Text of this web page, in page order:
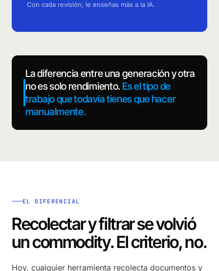
Con cada revisión, le enseñas más a la IA.
La diferencia entre una generación y otra
no es solo rendimiento. Es el tipo de
trabajo que todavía tienes que hacer
manualmente.
EL DIFERENCIAL
Recolectar y filtrar se volvió
un commodity. El criterio, no.
Hoy, cualquier herramienta recolecta documentos y